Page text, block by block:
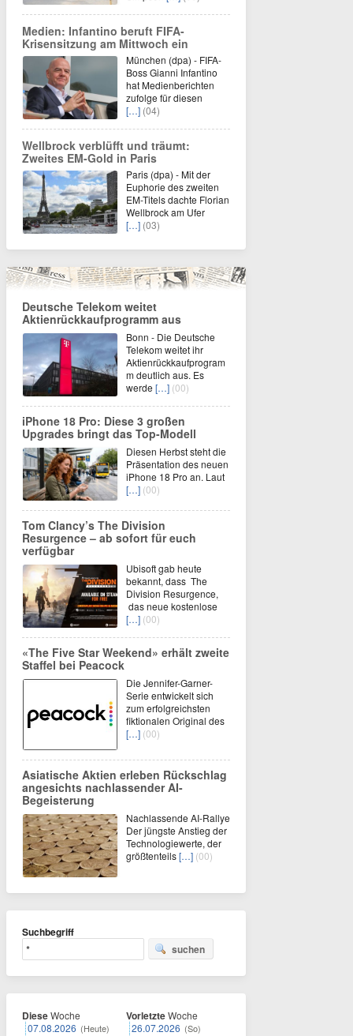
Medien: Infantino beruft FIFA-
Krisensitzung am Mittwoch ein
München (dpa) - FIFA-
Boss Gianni Infantino
hat Medienberichten
zufolge für diesen
[…] (04)
Wellbrock verblüfft und träumt:
Zweites EM-Gold in Paris
Paris (dpa) - Mit der
Euphorie des zweiten
EM-Titels dachte Florian
Wellbrock am Ufer
[…] (03)
Deutsche Telekom weitet
Aktienrückkaufprogramm aus
Bonn - Die Deutsche
Telekom weitet ihr
Aktienrückkaufprogram
m deutlich aus. Es
werde […] (00)
iPhone 18 Pro: Diese 3 großen
Upgrades bringt das Top-Modell
Diesen Herbst steht die
Präsentation des neuen
iPhone 18 Pro an. Laut
[…] (00)
Tom Clancy’s The Division
Resurgence – ab sofort für euch
verfügbar
Ubisoft gab heute
bekannt, dass The
Division Resurgence,
das neue kostenlose
[…] (00)
«The Five Star Weekend» erhält zweite
Staffel bei Peacock
Die Jennifer-Garner-
Serie entwickelt sich
zum erfolgreichsten
fiktionalen Original des
[…] (00)
Asiatische Aktien erleben Rückschlag
angesichts nachlassender AI-
Begeisterung
Nachlassende AI-Rallye
Der jüngste Anstieg der
Technologiewerte, der
größtenteils[…] (00)
Suchbegriff
suchen
DieseWoche
07.08.2026 (Heute)
VorletzteWoche
26.07.2026 (So)